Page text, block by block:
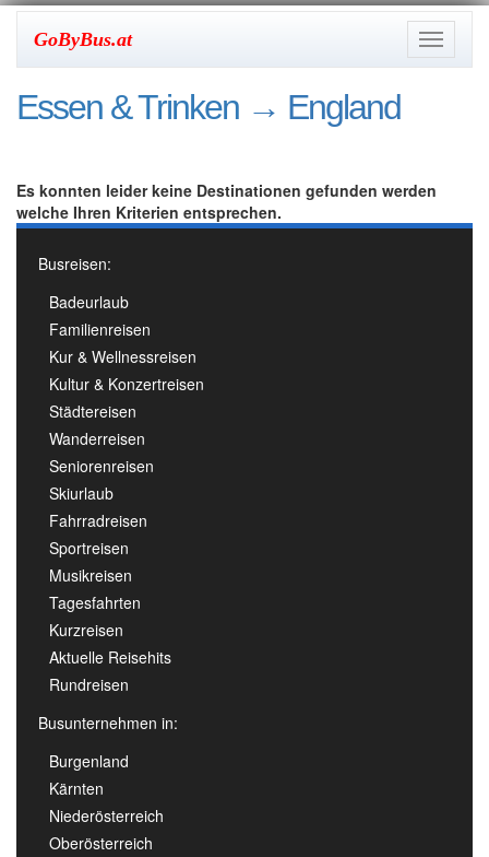
Toggle
GoByBus.at
Essen & Trinken → England
Es konnten leider keine Destinationen gefunden werden
welche Ihren Kriterien entsprechen.
Busreisen:
Badeurlaub
Familienreisen
Kur & Wellnessreisen
Kultur & Konzertreisen
Städtereisen
Wanderreisen
Seniorenreisen
Skiurlaub
Fahrradreisen
Sportreisen
Musikreisen
Tagesfahrten
Kurzreisen
Aktuelle Reisehits
Rundreisen
Busunternehmen in:
Burgenland
Kärnten
Niederösterreich
Oberösterreich